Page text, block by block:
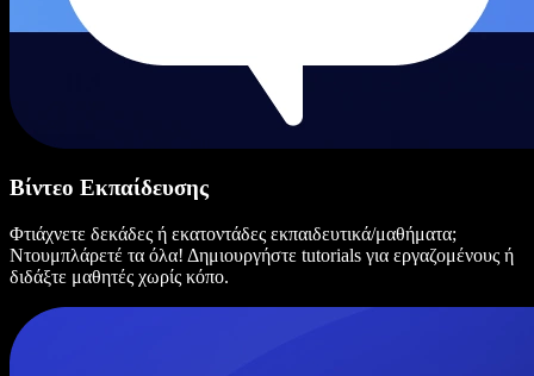
Βίντεο Εκπαίδευσης
Φτιάχνετε δεκάδες ή εκατοντάδες εκπαιδευτικά/μαθήματα;
Ντουμπλάρετέ τα όλα! Δημιουργήστε tutorials για εργαζομένους ή
διδάξτε μαθητές χωρίς κόπο.